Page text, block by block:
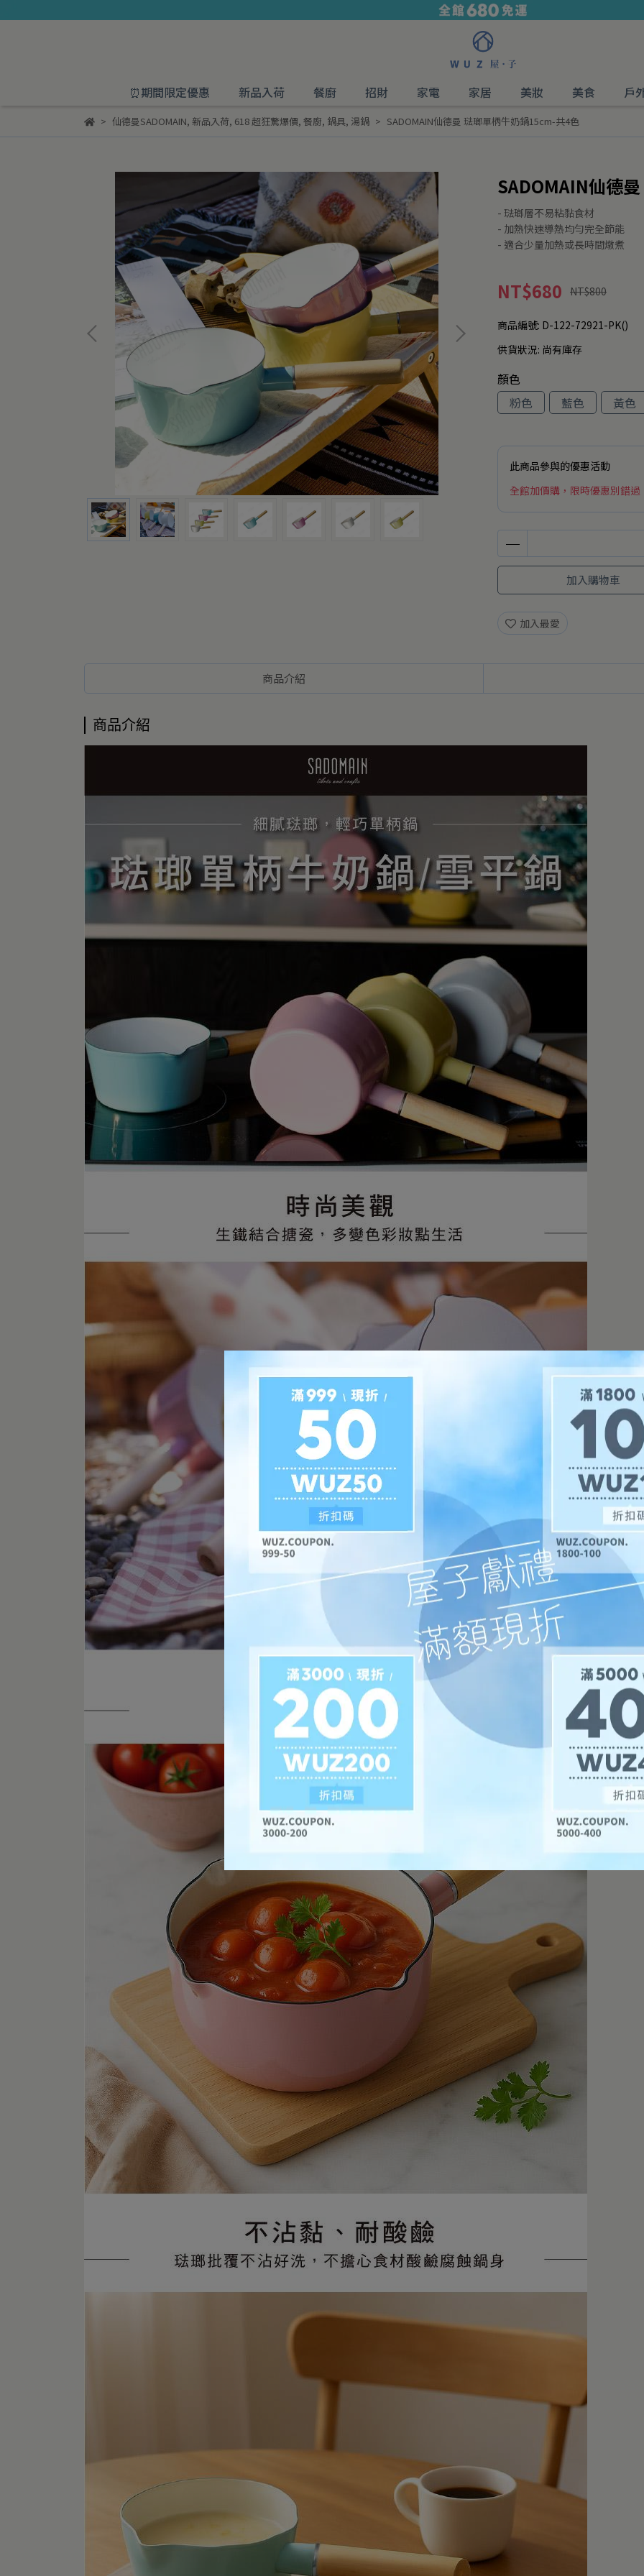
⏰期間限定優惠 新品入荷 餐廚 招財 家電 家居 美妝 美食 戶
仙德曼SADOMAIN, 新品入荷, 618 超狂驚爆價, 餐廚, 鍋具, 湯鍋 SADOMAIN仙德曼 琺瑯單柄牛奶鍋15cm-共4色
SADOMAIN仙德
- 琺瑯層不易粘黏食材
- 加熱快速導熱均勻完全節能
- 適合少量加熱或長時間燉煮
NT$680 NT$800
商品編號: D-122-72921-PK()
供貨狀況: 尚有庫存
顏色
粉色
藍色 黃色
此商品參與的優惠活動
全館加價購，限時優惠別錯過
加入購物車
加入最愛
商品介紹
商品介紹